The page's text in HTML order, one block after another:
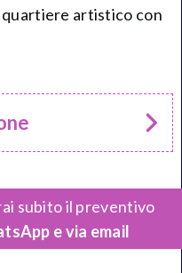
artistico con
subito il preventivo
e via email